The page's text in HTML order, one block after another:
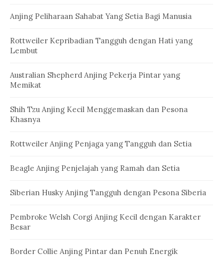
Anjing Peliharaan Sahabat Yang Setia Bagi Manusia
Rottweiler Kepribadian Tangguh dengan Hati yang
Lembut
Australian Shepherd Anjing Pekerja Pintar yang
Memikat
Shih Tzu Anjing Kecil Menggemaskan dan Pesona
Khasnya
Rottweiler Anjing Penjaga yang Tangguh dan Setia
Beagle Anjing Penjelajah yang Ramah dan Setia
Siberian Husky Anjing Tangguh dengan Pesona Siberia
Pembroke Welsh Corgi Anjing Kecil dengan Karakter
Besar
Border Collie Anjing Pintar dan Penuh Energik